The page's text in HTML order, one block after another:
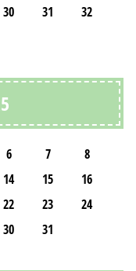
30 31
32
6 7
8
14 15
16
22 23
24
30 31